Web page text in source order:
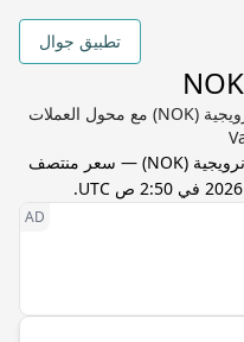
تطبيق جوال
تحويل BitTorrent (BTT) إلى كرونة نرويجية (NOK) مع محول العملات
(
NOK) — سعر منتصف
.